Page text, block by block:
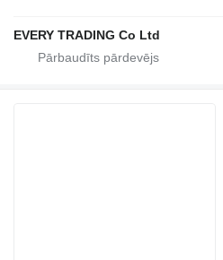
EVERY TRADING Co Ltd